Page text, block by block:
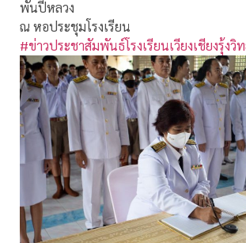
พันปีหลวง
ณ หอประชุมโรงเรียน
#ข่าวประชาสัมพันธ์โรงเรียนเวียงเชียงรุ้งวิ